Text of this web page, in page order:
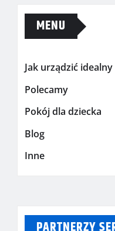
MENU
Jak urządzić
Polecamy
Pokój dla dziecka
Blog
Inne